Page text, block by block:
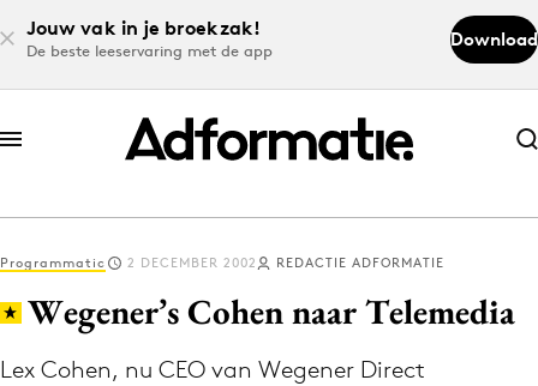
Jouw vak in je broekzak!
De beste leeservaring met de app
Download
Abonneer nu
Abonneer nu
Log in
Download de app
Programmatic 2 DECEMBER 2002 REDACTIE ADFORMATIE
Wegener’s Cohen naar Telemedia
Lex Cohen, nu CEO van Wegener Direct